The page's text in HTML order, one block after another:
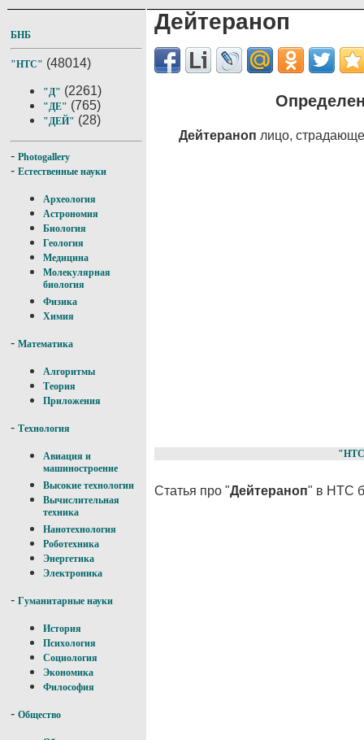
БНБ
"НТС" (48014)
"Д" (2261)
"ДЕ" (765)
"ДЕЙ" (28)
- Photogallery
- Естественные науки
Археология
Астрономия
Биология
Геология
Медицина
Молекулярная
биология
Физика
Химия
- Математика
Алгоритмы
Теория
Приложения
- Технология
Авиация и
машиностроение
Высокие технологии
Вычислительная
техника
Нанотехнология
Роботехника
Энергетика
Электроника
- Гуманитарные науки
История
Психология
Социология
Экономика
Философия
- Общество
Дейтераноп
Дейтераноп лицо,
Статья про "Дейтераноп" в НТС